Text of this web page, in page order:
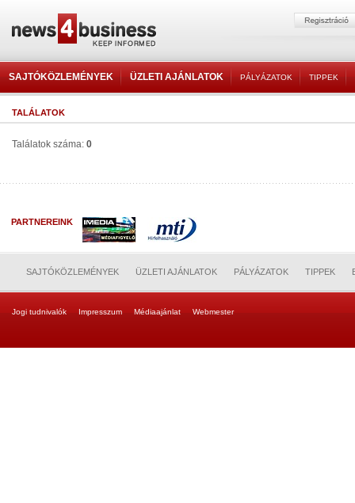
SAJTÓKÖZLEMÉNYEK ÜZLETI AJÁNLATOK PÁLYÁZATOK TIPPEK
TALÁLATOK
Találatok száma: 0
PARTNEREINK
SAJTÓKÖZLEMÉNYEK ÜZLETI AJÁNLATOK PÁLYÁZATOK TIPPEK
Jogi tudnivalók Impresszum Médiaajánlat Webmester